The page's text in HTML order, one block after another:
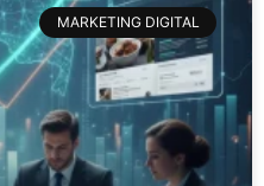
MARKETING DIGITAL